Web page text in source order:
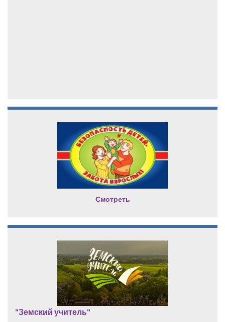
Смотреть
"Земский учитель"